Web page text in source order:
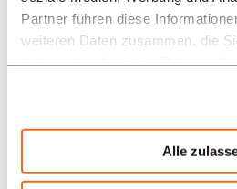
Partner führen diese
weiteren Daten zusammen, die
Alle
Aarau
Unsere
der Schweiz